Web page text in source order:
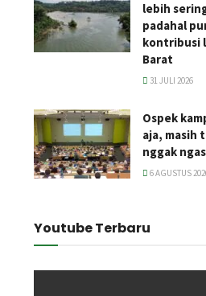
lebih
padahal
kontribusi
Barat
31 JULI 2026
Ospek
aja, masih
nggak
6 AGUSTUS
Youtube Terbaru